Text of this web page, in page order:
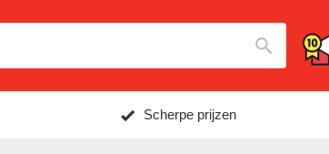
Scherpe prijzen